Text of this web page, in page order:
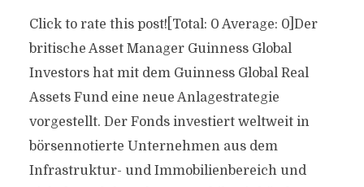
Click to rate this post![Total: 0 Average: 0]Der
britische Asset Manager Guinness Global
Investors hat mit dem Guinness Global Real
Assets Fund eine neue Anlagestrategie
vorgestellt. Der Fonds investiert weltweit in
börsennotierte Unternehmen aus dem
Infrastruktur- und Immobilienbereich und